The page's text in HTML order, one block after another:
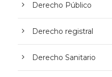
Derecho Público
Derecho registral
Derecho Sanitario